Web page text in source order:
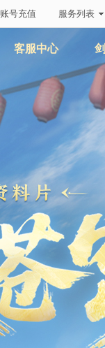
账号充值 服务列表
客服中心